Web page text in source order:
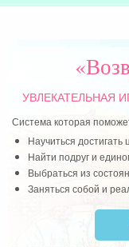
УВЛЕКАТЕЛЬНАЯ
Система которая
Научиться
Найти подруг и
Выбраться из
Заняться собой и